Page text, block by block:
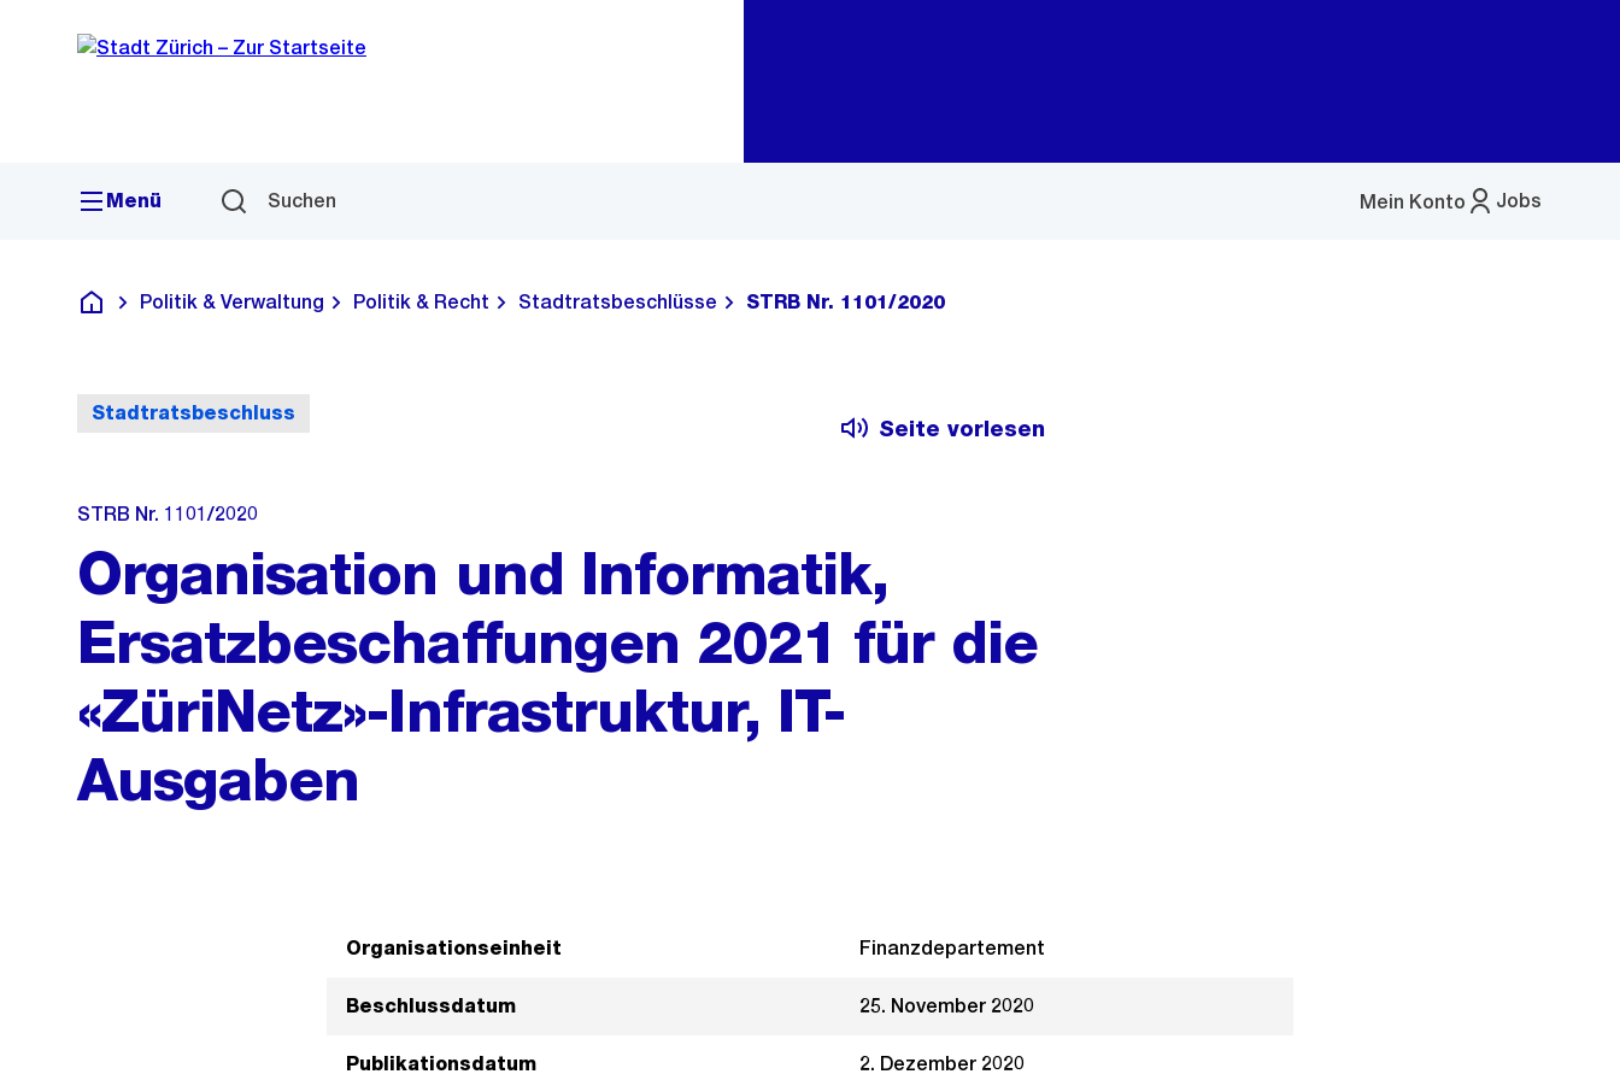
Navigation
Sprunglink
Menü Suchen Jobs
Mein Konto
Menü
Deutsch
Politik & Verwaltung Politik & Recht Stadtratsbeschlüsse STRB Nr. 1101/2020
Stadtratsbeschluss
Seite vorlesen
STRB Nr. 1101/2020
Organisation und Informatik,
Ersatzbeschaffungen 2021 für die
«ZüriNetz»-Infrastruktur, IT-
Ausgaben
Organisationseinheit Finanzdepartement
Beschlussdatum 25. November 2020
Publikationsdatum 2. Dezember 2020